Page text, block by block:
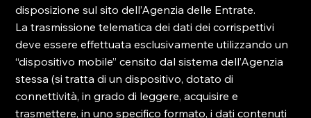
disposizione sul sito dell’Agenzia delle Entrate.
La trasmissione telematica dei dati dei corrispettivi
deve essere effettuata esclusivamente utilizzando un
“dispositivo mobile” censito dal sistema dell’Agenzia
stessa (si tratta di un dispositivo, dotato di
connettività, in grado di leggere, acquisire e
trasmettere, in uno specifico formato, i dati contenuti